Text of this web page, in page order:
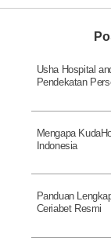
Usha Hospital
Pendekatan
Mengapa
Indonesia
Panduan
Ceriabet Resmi